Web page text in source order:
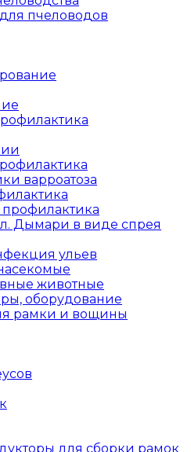
пчеловодов
варроатоза
Дымари в виде спрея
ульев
животные
оборудование
рамки и вощины
для сборки рамок